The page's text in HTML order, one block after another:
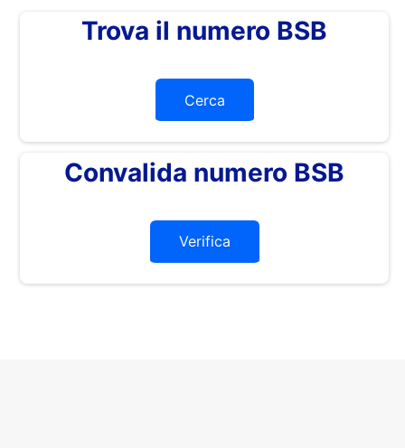
Trova il numero BSB
Cerca
Convalida numero BSB
Verifica